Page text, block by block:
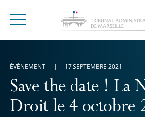
Menu
Save the date ! La
Droit le 4 octobre
ÉVÉNEMENT 17 SEPTEMBRE 2021